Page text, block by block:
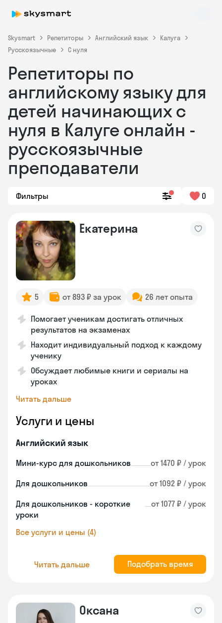
Skysmart Репетиторы Английский язык
Калуга
Русскоязычные
С нуля
Репетиторы по
английскому языку для
детей начинающих с
нуля в Калуге онлайн -
русскоязычные
преподаватели
Фильтры 0
Екатерина
5 от 893 ₽ за урок 26 лет опыта
Помогает ученикам достигать отличных
результатов на экзаменах
Находит индивидуальный подход к каждому
ученику
Обсуждает любимые книги и сериалы на
уроках
Читать дальше
Услуги и цены
Английский язык
Мини-курс для дошкольников от 1470 ₽ / урок
Для дошкольников от 1092 ₽ / урок
Для дошкольников - короткие
уроки
от 1077 ₽ / урок
Все услуги и цены (4)
Читать дальше Подобрать время
Оксана
Skysmart Chat